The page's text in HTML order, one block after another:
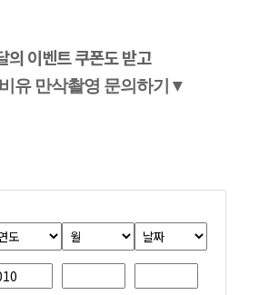
의 이벤트 쿠폰도 받고
유 만삭촬영 문의하기▼